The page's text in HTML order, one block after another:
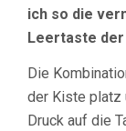
ich so die
Leertaste der
Die
der Kiste platz
Druck auf die